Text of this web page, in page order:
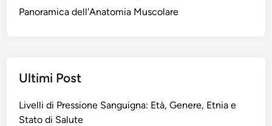
Panoramica dell'Anatomia Muscolare
Ultimi Post
Livelli di Pressione Sanguigna: Età, Genere, Etnia e
Stato di Salute